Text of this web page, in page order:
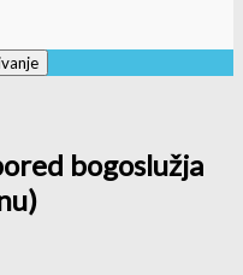
bogoslužja